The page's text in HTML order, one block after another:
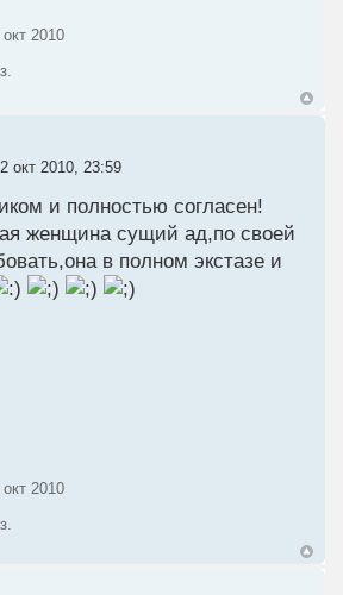
окт 2010
окт 2010, 23:59
и полностью согласен!
женщина сущий ад,по своей
в полном экстазе и
окт 2010